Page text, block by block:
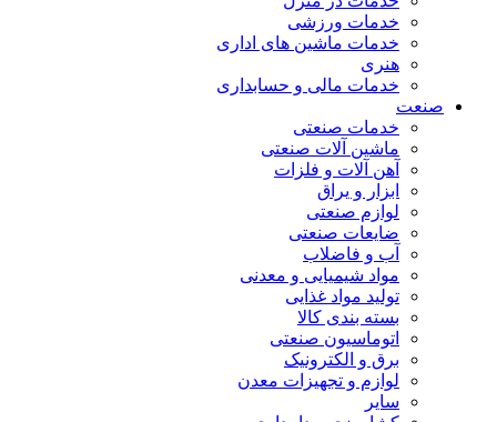
خدمات ورزشی
خدمات ماشین های اداری
هنری
خدمات مالی و حسابداری
صنعت
خدمات صنعتی
ماشین آلات صنعتی
آهن آلات و فلزات
ابزار و یراق
لوازم صنعتی
ضایعات صنعتی
آب و فاضلاب
مواد شیمیایی و معدنی
تولید مواد غذایی
بسته بندی کالا
اتوماسیون صنعتی
برق و الکترونیک
لوازم و تجهیزات معدن
سایر